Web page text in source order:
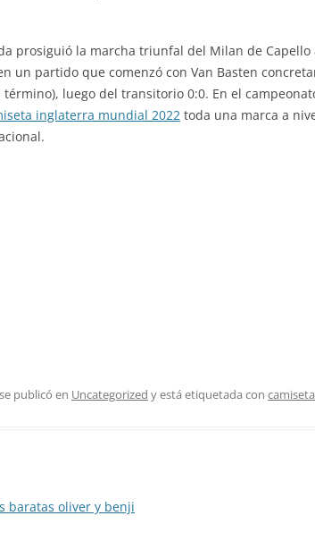
prosiguió la marcha triunfal del Milan de
un partido que comenzó con Van Basten
luego del transitorio 0:0. En el
inglaterra mundial 2022 toda una marca a
publicó en Uncategorized y está etiquetada con
baratas oliver y benji